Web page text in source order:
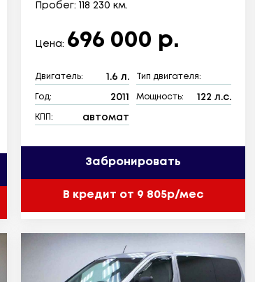
Пробег: 118 230 км.
Цена: 696 000 р.
Двигатель: 1.6 л. Тип двигателя:
Год: 2011 Мощность: 122 л.с.
КПП: автомат
Забронировать
В кредит от 9 805р/мес